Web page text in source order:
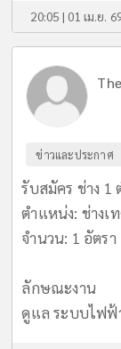
20:05 | 01 เม.ย.
ข่าวและประกาศ
รับสมัคร ช่าง 1
ตำแหน่ง: ช่างเ
จำนวน: 1 อัตรา
ลักษณะงาน
ดูแล ระบบไฟฟ้